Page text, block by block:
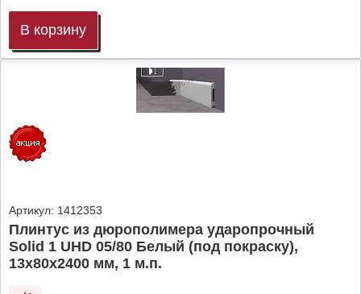
В корзину
Артикул: 1412353
Плинтус из дюрополимера ударопрочный
Solid 1 UHD 05/80 Белый (под покраску),
13х80х2400 мм, 1 м.п.